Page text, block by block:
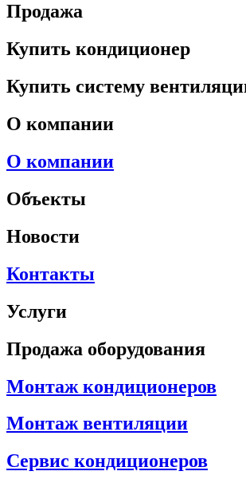
Продажа
Купить кондиционер
Купить систему
О компании
О компании
Объекты
Новости
Контакты
Услуги
Продажа оборудования
Монтаж кондиционеров
Монтаж вентиляции
Сервис кондиционеров